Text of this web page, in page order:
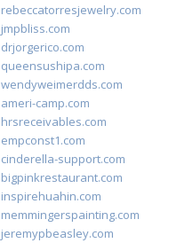
rebeccatorresjewelry.com
jmpbliss.com
drjorgerico.com
queensushipa.com
wendyweimerdds.com
ameri-camp.com
hrsreceivables.com
empconst1.com
cinderella-support.com
bigpinkrestaurant.com
inspirehuahin.com
memmingerspainting.com
jeremypbeasley.com